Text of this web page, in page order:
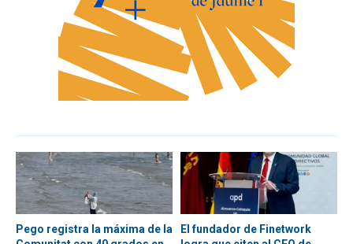
Pego registra la máxima de la
El fundador de Finetwork